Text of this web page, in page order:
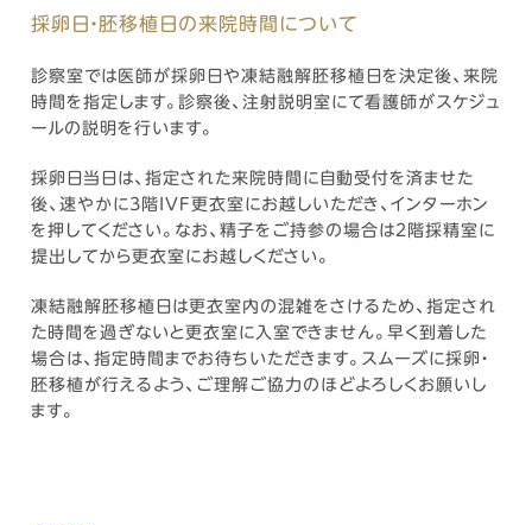
採卵日・胚移植日の来院時間について
診察室では医師が採卵日や凍結融解胚移植日を決定後、来院
時間を指定します。診察後、注射説明室にて看護師がスケジュ
ールの説明を行います。
採卵日当日は、指定された来院時間に自動受付を済ませた
後、速やかに3階IVF更衣室にお越しいただき、インターホン
を押してください。なお、精子をご持参の場合は2階採精室に
提出してから更衣室にお越しください。
凍結融解胚移植日は更衣室内の混雑をさけるため、指定され
た時間を過ぎないと更衣室に入室できません。早く到着した
場合は、指定時間までお待ちいただきます。スムーズに採卵・
胚移植が行えるよう、ご理解ご協力のほどよろしくお願いし
ます。